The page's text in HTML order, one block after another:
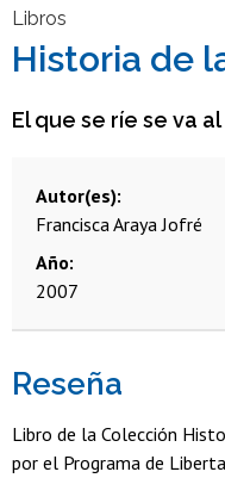
Libros
Historia de
El que se ríe se va
Autor(es)
Francisca Araya Jofré
Año
2007
Reseña
Libro de la Colección
por el Programa de